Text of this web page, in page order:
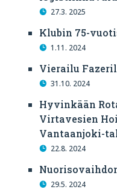
27.3. 2025
Klubin 75-
1.11. 2024
Vierailu
31.10. 2024
Hyvinkään
Virtavesien
Vantaanjoki-
22.8. 2024
29.5. 2024